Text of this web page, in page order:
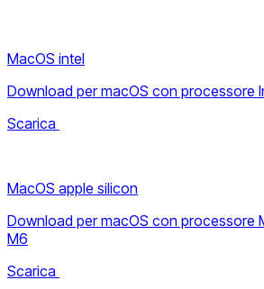
MacOS intel
Download per macOS con processore
Scarica
MacOS apple silicon
Download per macOS con processore
M6
Scarica